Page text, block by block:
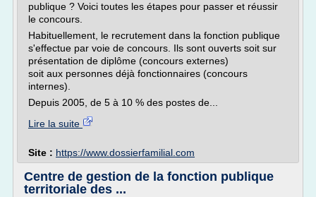
publique ? Voici toutes les étapes pour passer et réussir
le concours.
Habituellement, le recrutement dans la fonction publique
s'effectue par voie de concours. Ils sont ouverts soit sur
pré­sentation de diplôme (concours externes)
soit aux personnes déjà fonctionnaires (concours
internes).
Depuis 2005, de 5 à 10 % des postes de...
Lire la suite
Site : https://www.dossierfamilial.com
Centre de gestion de la fonction publique
territoriale des ...